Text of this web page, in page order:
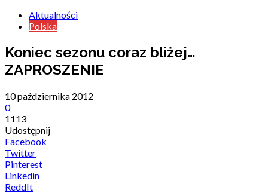
Aktualności
Polska
Koniec sezonu coraz bliżej…
ZAPROSZENIE
10 października 2012
0
1113
Udostępnij
Facebook
Twitter
Pinterest
Linkedin
ReddIt